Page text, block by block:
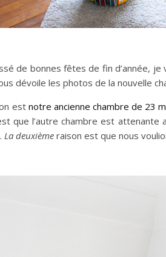
de bonnes fêtes de fin d’année,
dévoile les photos de la nouvelle
est notre ancienne chambre de 23
que l’autre chambre est attenante
La deuxième raison est que nous